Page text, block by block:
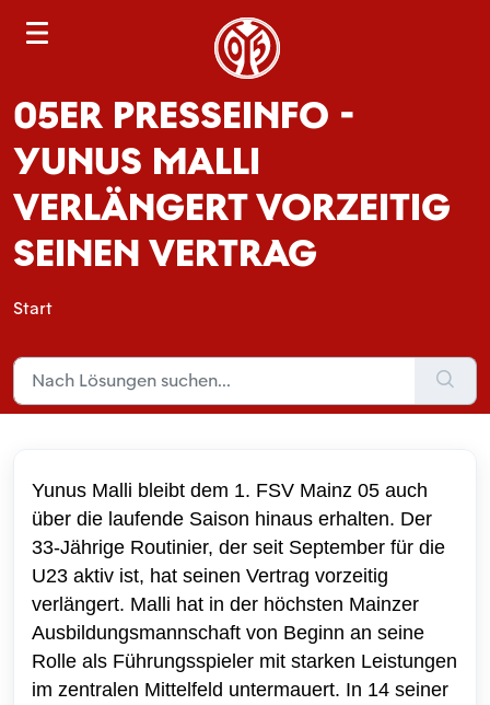
05ER PRESSEINFO -
YUNUS MALLI
VERLÄNGERT VORZEITIG
SEINEN VERTRAG
Start
Yunus Malli bleibt dem 1. FSV Mainz 05 auch
über die laufende Saison hinaus erhalten. Der
33-Jährige Routinier, der seit September für die
U23 aktiv ist, hat seinen Vertrag vorzeitig
verlängert. Malli hat in der höchsten Mainzer
Ausbildungsmannschaft von Beginn an seine
Rolle als Führungsspieler mit starken Leistungen
im zentralen Mittelfeld untermauert. In 14 seiner